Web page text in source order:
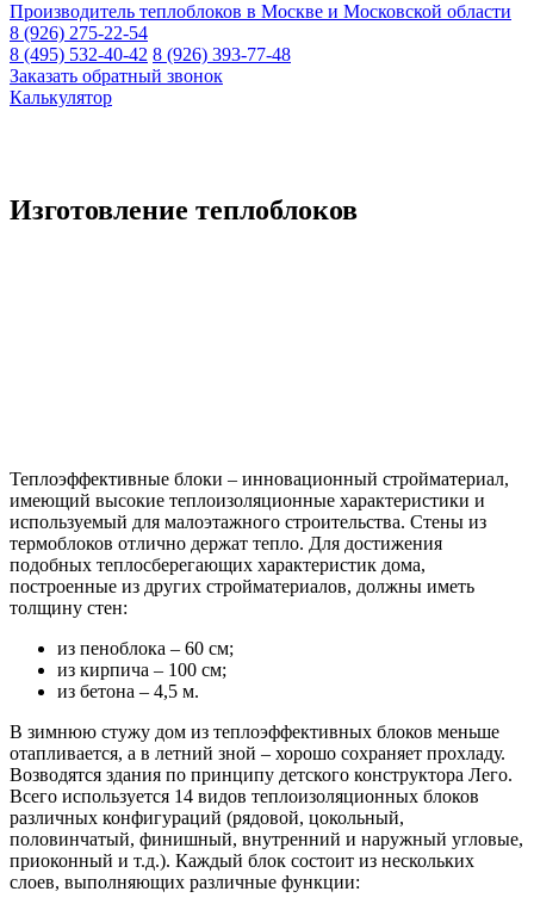
Производитель теплоблоков в Москве и Московской области
8 (926) 275-22-54
8 (495) 532-40-42 8 (926) 393-77-48
Заказать обратный звонок
Калькулятор
Изготовление теплоблоков
Теплоэффективные блоки – инновационный стройматериал,
имеющий высокие теплоизоляционные характеристики и
используемый для малоэтажного строительства. Стены из
термоблоков отлично держат тепло. Для достижения
подобных теплосберегающих характеристик дома,
построенные из других стройматериалов, должны иметь
толщину стен:
из пеноблока – 60 см;
из кирпича – 100 см;
из бетона – 4,5 м.
В зимнюю стужу дом из теплоэффективных блоков меньше
отапливается, а в летний зной – хорошо сохраняет прохладу.
Возводятся здания по принципу детского конструктора Лего.
Всего используется 14 видов теплоизоляционных блоков
различных конфигураций (рядовой, цокольный,
половинчатый, финишный, внутренний и наружный угловые,
приоконный и т.д.). Каждый блок состоит из нескольких
слоев, выполняющих различные функции: